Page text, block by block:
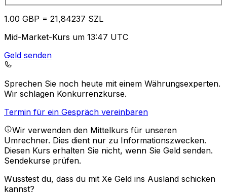
1.00 GBP = 21,84237 SZL
Mid-Market-Kurs um 13:47 UTC
Geld senden
Sprechen Sie noch heute mit einem Währungsexperten.
Wir schlagen Konkurrenzkurse.
Termin für ein Gespräch vereinbaren
Wir verwenden den Mittelkurs für unseren
Umrechner. Dies dient nur zu Informationszwecken.
Diesen Kurs erhalten Sie nicht, wenn Sie Geld senden.
Sendekurse prüfen.
Wusstest du, dass du mit Xe Geld ins Ausland schicken
kannst?